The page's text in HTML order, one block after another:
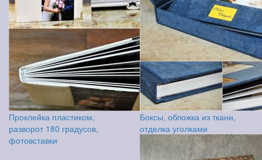
Проклейка пластиком,
разворот 180 градусов,
фотовставки
Боксы, обложка из ткани,
отделка уголками